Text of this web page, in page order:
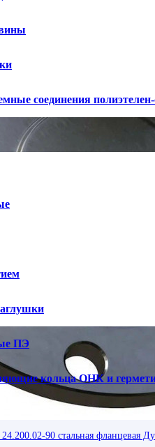
соединения
ПЭ
кольца ОНК и
90 стальная фланцевая